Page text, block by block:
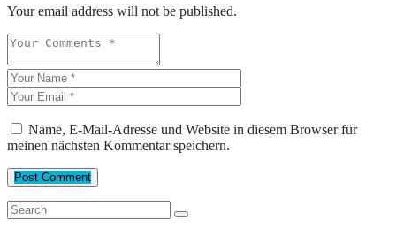
Your email address will not be published.
Name, E-Mail-Adresse und Website in diesem Browser für
meinen nächsten Kommentar speichern.
Post Comment